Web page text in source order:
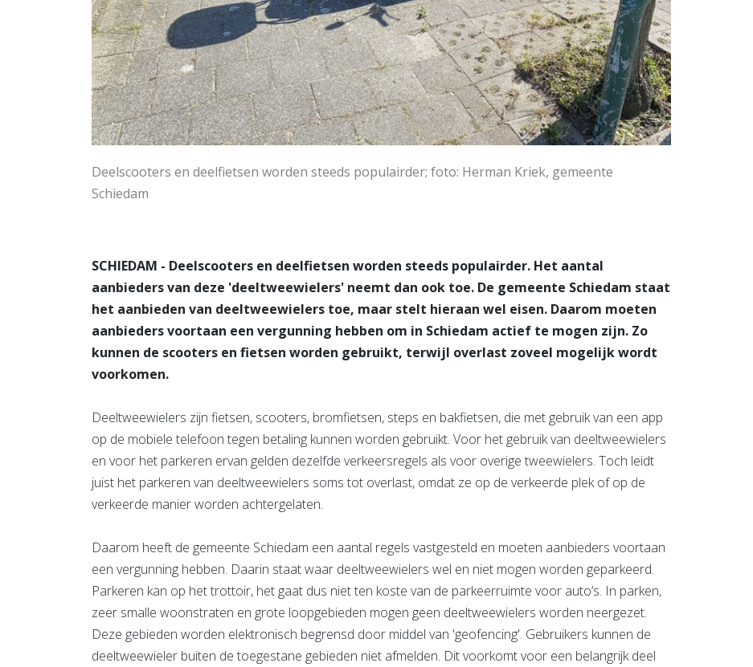
Deelscooters en deelfietsen worden steeds populairder; foto: Herman Kriek, gemeente
Schiedam
SCHIEDAM - Deelscooters en deelfietsen worden steeds populairder. Het aantal
aanbieders van deze 'deeltweewielers' neemt dan ook toe. De gemeente Schiedam staat
het aanbieden van deeltweewielers toe, maar stelt hieraan wel eisen. Daarom moeten
aanbieders voortaan een vergunning hebben om in Schiedam actief te mogen zijn. Zo
kunnen de scooters en fietsen worden gebruikt, terwijl overlast zoveel mogelijk wordt
voorkomen.
Deeltweewielers zijn fietsen, scooters, bromfietsen, steps en bakfietsen, die met gebruik van een app
op de mobiele telefoon tegen betaling kunnen worden gebruikt. Voor het gebruik van deeltweewielers
en voor het parkeren ervan gelden dezelfde verkeersregels als voor overige tweewielers. Toch leidt
juist het parkeren van deeltweewielers soms tot overlast, omdat ze op de verkeerde plek of op de
verkeerde manier worden achtergelaten.
Daarom heeft de gemeente Schiedam een aantal regels vastgesteld en moeten aanbieders voortaan
een vergunning hebben. Daarin staat waar deeltweewielers wel en niet mogen worden geparkeerd.
Parkeren kan op het trottoir, het gaat dus niet ten koste van de parkeerruimte voor auto’s. In parken,
zeer smalle woonstraten en grote loopgebieden mogen geen deeltweewielers worden neergezet.
Deze gebieden worden elektronisch begrensd door middel van 'geofencing'. Gebruikers kunnen de
deeltweewieler buiten de toegestane gebieden niet afmelden. Dit voorkomt voor een belangrijk deel